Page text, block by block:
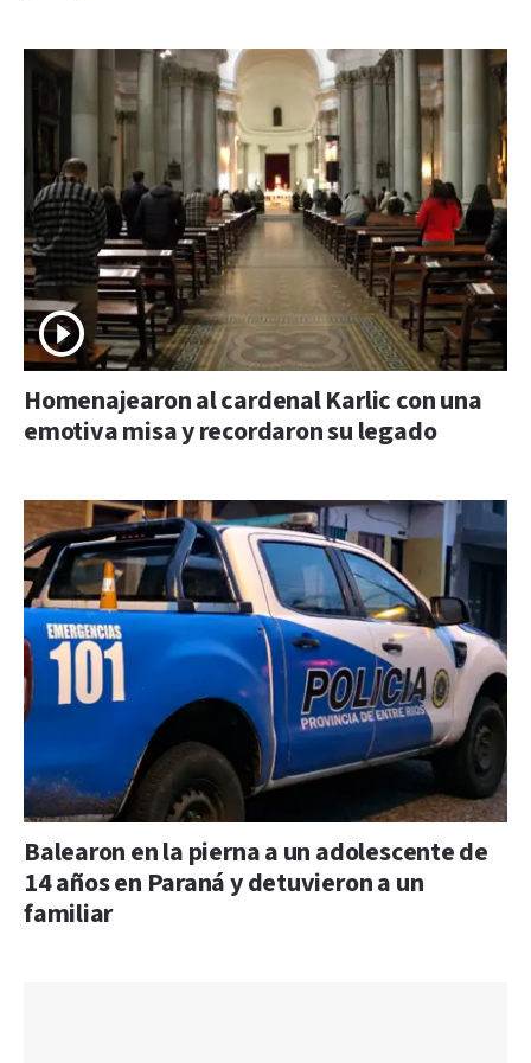
Homenajearon al cardenal Karlic con una
emotiva misa y recordaron su legado
Balearon en la pierna a un adolescente de
14 años en Paraná y detuvieron a un
familiar